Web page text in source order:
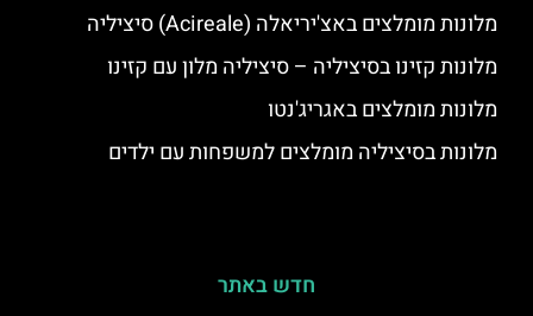
מלונות מומלצים באצ'יריאלה (Acireale) סיציליה
מלונות קזינו בסיציליה – סיציליה מלון עם קזינו
מלונות מומלצים באגריג'נטו
מלונות בסיציליה מומלצים למשפחות עם ילדים
חדש באתר